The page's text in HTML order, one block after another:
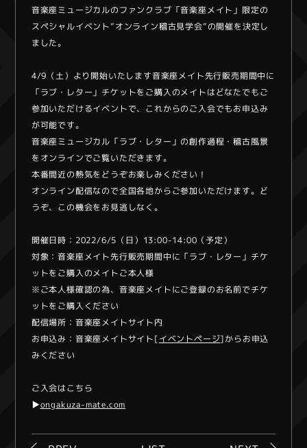
音楽座ミュージカルのファンクラブ「音楽座メイト」限定の
スペシャルイベント”オンライン稽古見学会”の開催を決定し
ました。
4/9（土）より開始いたします音楽座メイト先行販売期間中に
「ラブ・レター」チケットをご購入のメイトはどなたでもご
参加いただけるイベントで、これからのご入会でもお申込み
が可能です。
音楽座ミュージカル「ラブ・レター」の創作過程・稽古風景
をオンラインでご覧いただきます。
本番間近の熱気をどうぞお楽しみください！
オンライン配信なので全国各地からご参加いただけます。ど
うぞ、この機会をお見逃しなく。
開催日時：2022/6/5（日）13:00-14:00（予定）
対象：音楽座メイト先行販売期間中に「ラブ・レター」チケ
ットをご購入のメイトご本人様
※ご本人様確認の為、音楽座メイトにご登録のお名前でチケ
ットをご購入ください
配信場所：音楽座メイトサイト内
お申込み：音楽座メイトサイト[イベントページ]からお申込
みください
ご入会はこちら
▶︎ongakuza-mate.com